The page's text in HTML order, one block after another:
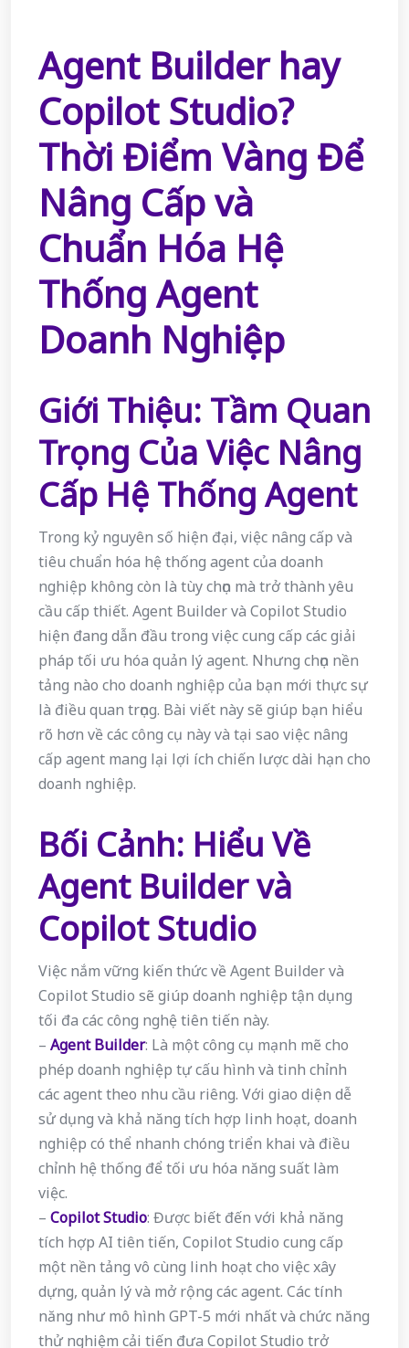
Agent Builder hay
Copilot Studio?
Thời Điểm Vàng Để
Nâng Cấp và
Chuẩn Hóa Hệ
Thống Agent
Doanh Nghiệp
Giới Thiệu: Tầm Quan
Trọng Của Việc Nâng
Cấp Hệ Thống Agent
Trong kỷ nguyên số hiện đại, việc nâng cấp và
tiêu chuẩn hóa hệ thống agent của doanh
nghiệp không còn là tùy chọn mà trở thành yêu
cầu cấp thiết. Agent Builder và Copilot Studio
hiện đang dẫn đầu trong việc cung cấp các giải
pháp tối ưu hóa quản lý agent. Nhưng chọn nền
tảng nào cho doanh nghiệp của bạn mới thực sự
là điều quan trọng. Bài viết này sẽ giúp bạn hiểu
rõ hơn về các công cụ này và tại sao việc nâng
cấp agent mang lại lợi ích chiến lược dài hạn cho
doanh nghiệp.
Bối Cảnh: Hiểu Về
Agent Builder và
Copilot Studio
Việc nắm vững kiến thức về Agent Builder và
Copilot Studio sẽ giúp doanh nghiệp tận dụng
tối đa các công nghệ tiên tiến này.
– Agent Builder: Là một công cụ mạnh mẽ cho
phép doanh nghiệp tự cấu hình và tinh chỉnh
các agent theo nhu cầu riêng. Với giao diện dễ
sử dụng và khả năng tích hợp linh hoạt, doanh
nghiệp có thể nhanh chóng triển khai và điều
chỉnh hệ thống để tối ưu hóa năng suất làm
việc.
– Copilot Studio: Được biết đến với khả năng
tích hợp AI tiên tiến, Copilot Studio cung cấp
một nền tảng vô cùng linh hoạt cho việc xây
dựng, quản lý và mở rộng các agent. Các tính
năng như mô hình GPT-5 mới nhất và chức năng
thử nghiệm cải tiến đưa Copilot Studio trở